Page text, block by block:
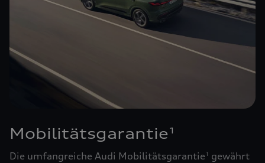
Mobilitätsgarantie1
Die umfangreiche Audi Mobilitätsgarantie1
gewährt